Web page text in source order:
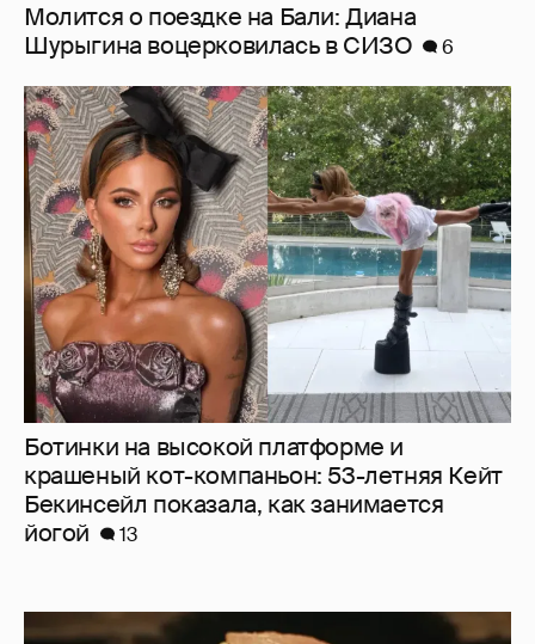
Молится о поездке на Бали: Диана
Шурыгина воцерковилась в СИЗО
6
Ботинки на высокой платформе и
крашеный кот-компаньон: 53-летняя Кейт
Бекинсейл показала, как занимается
йогой
13